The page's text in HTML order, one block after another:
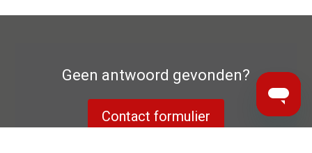
Geen antwoord gevonden?
Contact formulier